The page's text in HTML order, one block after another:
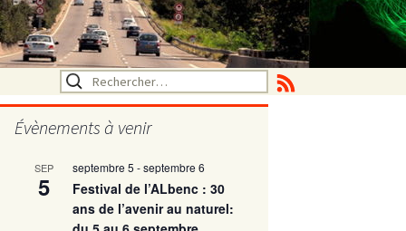
Rechercher :
Évènements à venir
SEP
5
septembre 5 -septembre 6
Festival de l’ALbenc : 30
ans de l’avenir au naturel: